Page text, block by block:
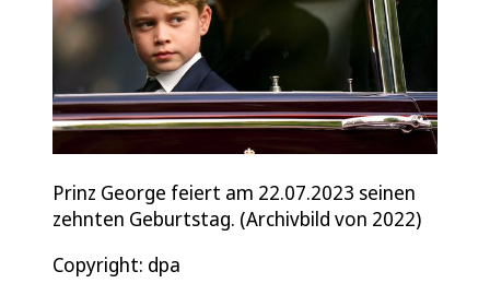
Prinz George feiert am 22.07.2023 seinen
zehnten Geburtstag. (Archivbild von 2022)
Copyright: dpa